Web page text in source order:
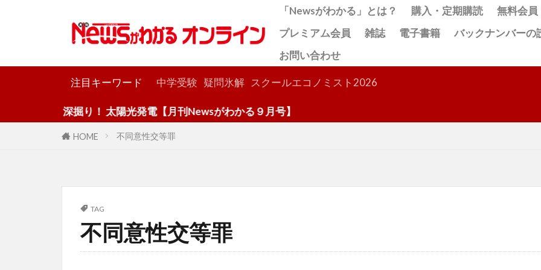
「Newsがわかる」とは？ 購入・定期購読
無料会員
プレミアム会員
雑誌 電子書籍
バックナンバーの
お問い合わせ
注目キーワード 中学受験 疑問氷解 スクールエコノミスト2026
深掘り！ 太陽光発電【月刊Newsがわかる９月号】
HOME 不同意性交等罪
TAG
不同意性交等罪
検索